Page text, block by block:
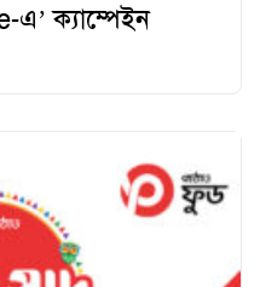
এ’ ক্যাম্পেইন